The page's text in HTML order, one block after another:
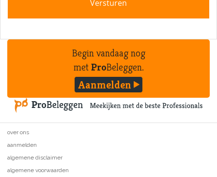
Begin vandaag nog
metProBeleggen.
Aanmelden
over ons
aanmelden
algemene disclaimer
algemene voorwaarden